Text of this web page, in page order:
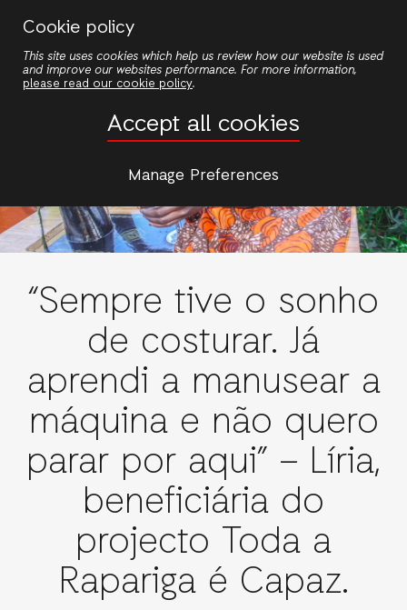
Cookie policy
This site uses cookies which help us review how our website is used
and improve our websites performance. For more information,
please read our cookie policy.
Accept all cookies
Manage Preferences
o
“Sempre tive o sonho
de costurar. Já
aprendi a manusear a
máquina e não quero
parar por aqui” – Líria,
beneficiária do
projecto Toda a
Rapariga é Capaz.